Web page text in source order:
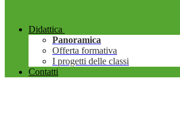
Didattica
Panoramica
Offerta formativa
I progetti delle classi
Contatti